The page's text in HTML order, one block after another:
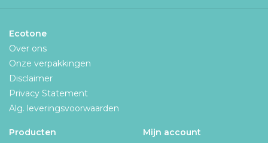
Ecotone
Over ons
Onze verpakkingen
Disclaimer
Privacy Statement
Alg. leveringsvoorwaarden
Producten
Mijn account